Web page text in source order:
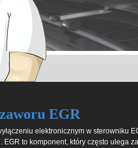
EGR
elektronicznym w sterowniku
EGR to komponent, który często ulega